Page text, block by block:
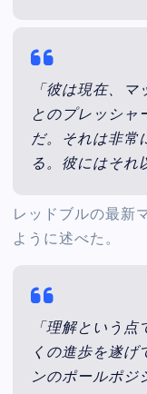
「彼は現在、
とのプレッシャ
だ。それは非常
る。彼にはそれ
レッドブルの最新
ように述べた。
「理解という
くの進歩を遂げ
ンのポールポジ